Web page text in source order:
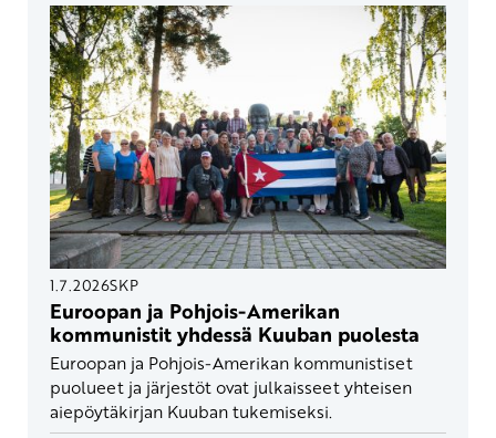
1.7.2026SKP
Euroopan ja Pohjois-Amerikan
kommunistit yhdessä Kuuban puolesta
Euroopan ja Pohjois-Amerikan kommunistiset
puolueet ja järjestöt ovat julkaisseet yhteisen
aiepöytäkirjan Kuuban tukemiseksi.